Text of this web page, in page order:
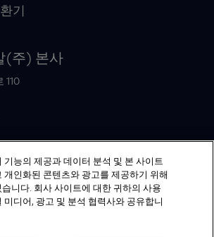
기
(주) 본사
110
partners
기능의 제공과 데이터 분석 및 본 사이트
개인화된 콘텐츠와 광고를 제공하기 위해
니다. 회사 사이트에 대한 귀하의 사용
미디어, 광고 및 분석 협력사와 공유합니